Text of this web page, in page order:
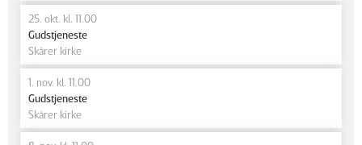
25. okt. kl. 11.00
Gudstjeneste
Skårer kirke
1. nov. kl. 11.00
Gudstjeneste
Skårer kirke